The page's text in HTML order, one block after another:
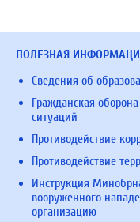
ПОЛЕЗНАЯ
Сведения об
Гражданская
ситуаций
Противодействие
Противодействие
Инструкция
вооруженного
организацию